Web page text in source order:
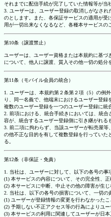
それまでに配信手続が完了していた情報等が当
3. ユーザーは、ユーザー登録の取消しがなさ
のとします。また、各保証サービスの適用が受
用が一切出来なくなるなど、各種本サービスの
第10条（譲渡禁止）
ユーザーは、ユーザー資格または本規約に基
について、他人に譲渡、質入その他一切の処分
第11条（モバイル会員の統合）
1. ユーザーは、本規約第２条第２項（5）の例
り、同一名義で、他端末におけるユーザー登
複数のユーザー登録を一つのユーザー登録に統
2. 前項における、統合手続きにおいては、統
容が、統合するユーザー登録側に引き継がれる
3. 前二項に拘わらず、当該ユーザーが転売屋
の他不正な目的を有して複数登録を行ってい
る。
第12条（非保証・免責）
1. 当社は、ユーザーに対して、以下の各号の事
(1) 本サービスの内容について、その完全性、
(2) 本サービスに中断、中止その他の障害が生じ
2. 当社は、以下の各号の損害について、一切の
(1) ユーザーが登録情報の変更を行わなかった
(2) 予期しない不正アクセス等の行為によりユ
(3) 本サービスの利用に関連してユーザーが日